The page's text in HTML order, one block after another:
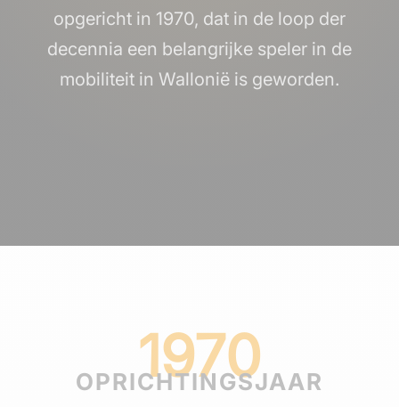
opgericht in 1970, dat in de loop der
decennia een belangrijke speler in de
mobiliteit in Wallonië is geworden.
1970
OPRICHTINGSJAAR